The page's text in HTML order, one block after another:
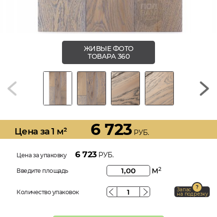
ЖИВЫЕ ФОТО
ТОВАРА 360
Цена за 1 м² 6 723 РУБ.
Цена за упаковку 6 723РУБ.
Введите площадь м2
Количество упаковок Запас
на подрезку